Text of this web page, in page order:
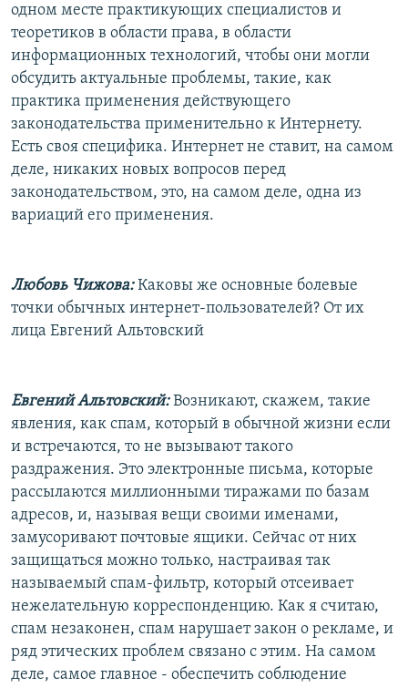
одном месте практикующих специалистов и
теоретиков в области права, в области
информационных технологий, чтобы они могли
обсудить актуальные проблемы, такие, как
практика применения действующего
законодательства применительно к Интернету.
Есть своя специфика. Интернет не ставит, на самом
деле, никаких новых вопросов перед
законодательством, это, на самом деле, одна из
вариаций его применения.
Любовь Чижова:Каковы же основные болевые
точки обычных интернет-пользователей? От их
лица Евгений Альтовский
Евгений Альтовский:Возникают, скажем, такие
явления, как спам, который в обычной жизни если
и встречаются, то не вызывают такого
раздражения. Это электронные письма, которые
рассылаются миллионными тиражами по базам
адресов, и, называя вещи своими именами,
замусоривают почтовые ящики. Сейчас от них
защищаться можно только, настраивая так
называемый спам-фильтр, который отсеивает
нежелательную корреспонденцию. Как я считаю,
спам незаконен, спам нарушает закон о рекламе, и
ряд этических проблем связано с этим. На самом
деле, самое главное - обеспечить соблюдение